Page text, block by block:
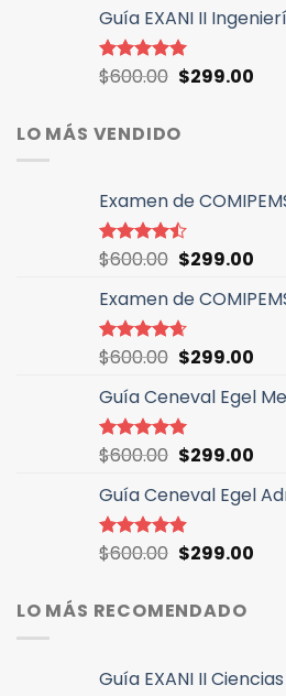
de 5
original
era:
$600.00.
Guía EXANI II
Valorado
$600.00 El
original
era:
$299.00El
LO MÁS VENDIDO
Examen de
Valorado
de 5
$600.00 El
original
era:
$600.00.
$299.00El
Examen de
Valorado
de 5
$600.00 El
original
era:
$600.00.
$299.00El
Guía Ceneval Egel
Valorado
de 5
$600.00 El
original
era:
$600.00.
$299.00El
Guía Ceneval Egel
Valorado
$600.00 El
original
era:
$299.00El
LO MÁS RECOMENDADO
Guía EXANI II